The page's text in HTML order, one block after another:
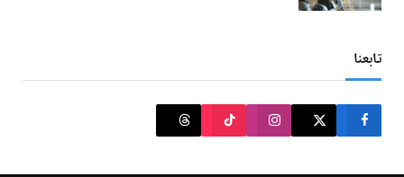
تابعنا